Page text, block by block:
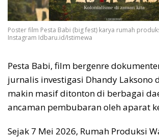
Poster film Pesta Babi (big fest) karya rumah
Instagram Idbaru.id/Istimewa
Pesta Babi, film bergenre
jurnalis investigasi Dhandy Laksono
makin masif ditonton di berbagai
ancaman pembubaran oleh aparat
Sejak 7 Mei 2026, Rumah Produksi